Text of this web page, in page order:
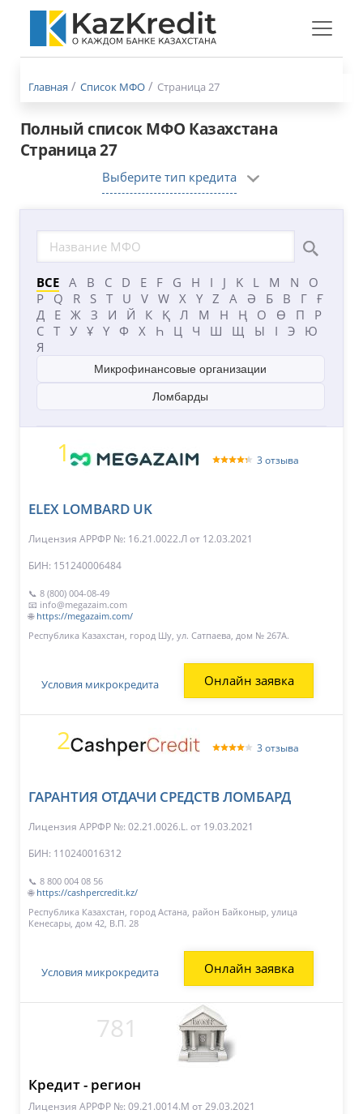
Меню
Главная Список МФО Страница 27
Полный список МФО Казахстана
Страница 27
Выберите тип кредита
ВСЕ A B C D E F G H I J K L M N
O
P
Q R S T U V W X Y Z А Ә Б В Г
Ғ
Д
Е Ж З И Й К Қ Л М Н Ң О Ө П
Р
С
Т У Ұ Ү Ф Х Һ Ц Ч Ш Щ Ы І Э
Ю
Я
Микрофинансовые организации
Ломбарды
1 3 отзыва
ELEX LOMBARD UK
Лицензия АРРФР №: 16.21.0022.Лот 12.03.2021
БИН: 151240006484
📞 8 (800) 004-08-49
📧 info@megazaim.com
🌐 https://megazaim.com/
Республика Казахстан, город Шу, ул. Сатпаева, дом № 267А.
Онлайн заявка
Условия микрокредита
2 3 отзыва
ГАРАНТИЯ ОТДАЧИ СРЕДСТВ ЛОМБАРД
Лицензия АРРФР №: 02.21.0026.L. от 19.03.2021
БИН: 110240016312
📞 8 800 004 08 56
🌐 https://cashpercredit.kz/
Республика Казахстан, город Астана, район Байконыр, улица
Кенесары, дом 42, В.П. 28
Онлайн заявка
Условия микрокредита
781
Кредит - регион
Лицензия АРРФР №: 09.21.0014.М от 29.03.2021